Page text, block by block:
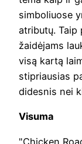
simboliuose
atributų. Taip
žaidėjams
visą kartą
stipriausias
didesnis nei
Visuma
"Chicken